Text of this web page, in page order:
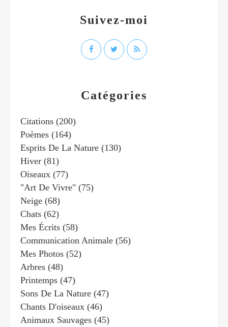
Catégories
Citations (200)
Poèmes (164)
Esprits De La Nature (130)
Hiver (81)
Oiseaux (77)
"art De Vivre" (75)
Neige (68)
Chats (62)
Mes Écrits (58)
Communication Animale (56)
Mes Photos (52)
Arbres (48)
Printemps (47)
Sons De La Nature (47)
Chants D'oiseaux (46)
Animaux Sauvages (45)
Suivez-moi